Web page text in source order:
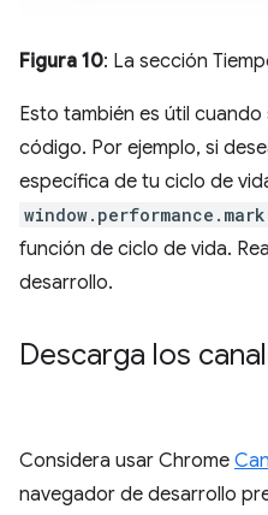
Figura 10: La sección
Esto también es útil
código. Por ejemplo, si
específica de tu ciclo de
función de ciclo de vida.
desarrollo.
Descarga los
Considera usar Chrome
navegador de desarrollo